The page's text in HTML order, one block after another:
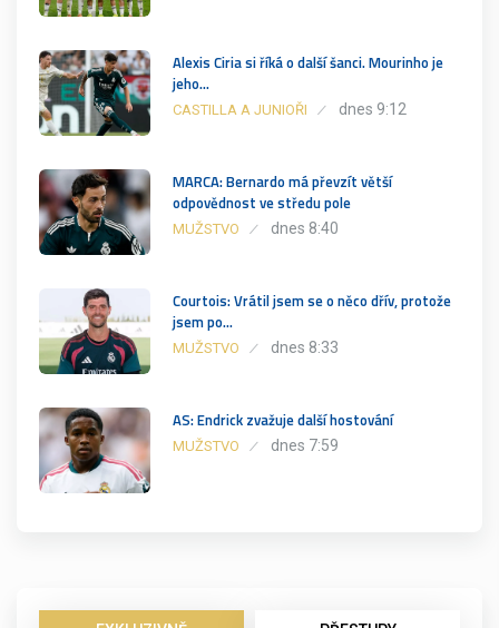
Alexis Ciria si říká o další šanci. Mourinho je
jeho…
CASTILLA A JUNIOŘI dnes 9:12
MARCA: Bernardo má převzít větší
odpovědnost ve středu pole
MUŽSTVO dnes 8:40
Courtois: Vrátil jsem se o něco dřív, protože
jsem po…
MUŽSTVO dnes 8:33
AS: Endrick zvažuje další hostování
MUŽSTVO dnes 7:59